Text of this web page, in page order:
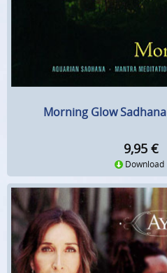
Morning Glow
9,95 €
Download